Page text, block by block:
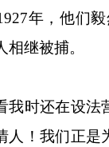
年，他们
继被捕。
时还在设法
人！我们正